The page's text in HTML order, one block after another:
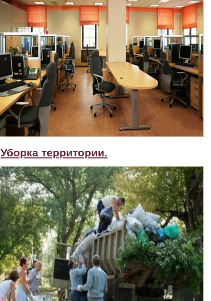
Уборка территории.